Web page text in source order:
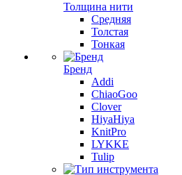
Толщина нити
Средняя
Толстая
Тонкая
Бренд
Addi
ChiaoGoo
Clover
HiyaHiya
KnitPro
LYKKE
Tulip